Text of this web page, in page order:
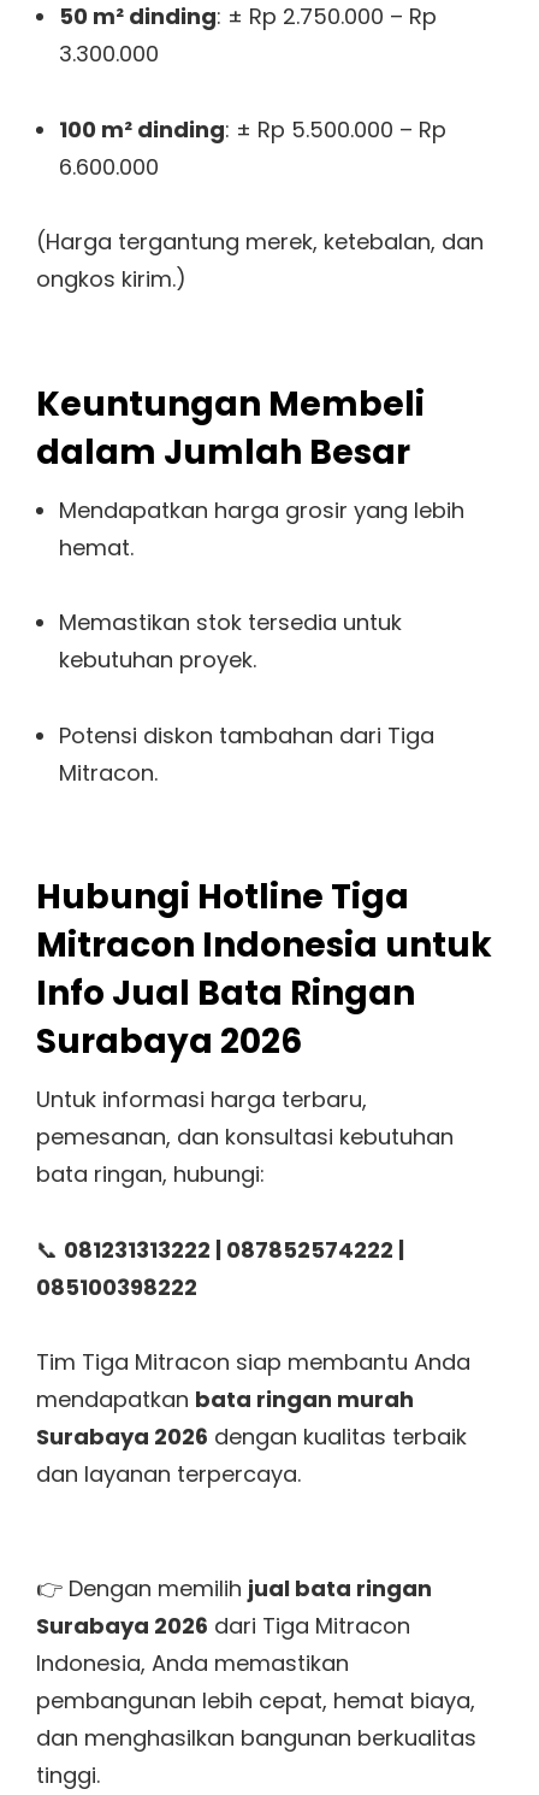
50 m² dinding: ± Rp 2.750.000 – Rp
3.300.000
100 m² dinding: ± Rp 5.500.000 – Rp
6.600.000
(Harga tergantung merek, ketebalan, dan
ongkos kirim.)
Keuntungan Membeli
dalam Jumlah Besar
Mendapatkan harga grosir yang lebih
hemat.
Memastikan stok tersedia untuk
kebutuhan proyek.
Potensi diskon tambahan dari Tiga
Mitracon.
Hubungi Hotline Tiga
Mitracon Indonesia untuk
Info Jual Bata Ringan
Surabaya 2026
Untuk informasi harga terbaru,
pemesanan, dan konsultasi kebutuhan
bata ringan, hubungi:
📞 081231313222 | 087852574222 |
085100398222
Tim Tiga Mitracon siap membantu Anda
mendapatkan bata ringan murah
Surabaya 2026 dengan kualitas terbaik
dan layanan terpercaya.
👉 Dengan memilih jual bata ringan
Surabaya 2026 dari Tiga Mitracon
Indonesia, Anda memastikan
pembangunan lebih cepat, hemat biaya,
dan menghasilkan bangunan berkualitas
tinggi.